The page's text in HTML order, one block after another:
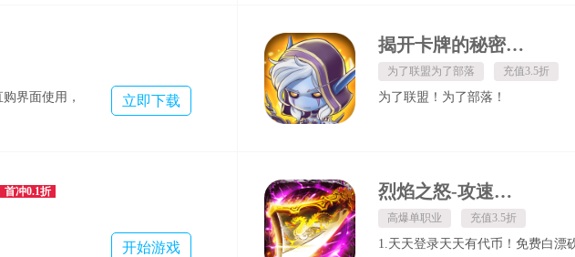
3000%倍，同时解锁国库资源自由
特权】狂揽无限招募券+满级红将
★【千元真充】签到免费送千元真
★【千抽免费送】千抽豪礼，抽卡
★【七日豪礼】登录送超强前排武
界面使用，
立即下载
揭开卡牌的秘密-天天送真充-内置0.1折
为了联盟为了部落 充值3.5折
为了联盟！为了部落！
首冲0.1折
开始游戏
烈焰之怒-攻速专属日送代币
高爆单职业 充值3.5折
1.天天登录天天有代币！免费白漂